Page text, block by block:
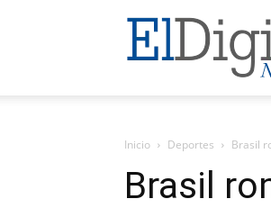
El
Digital
Neuquen
Inicio Deportes Brasil
Brasil